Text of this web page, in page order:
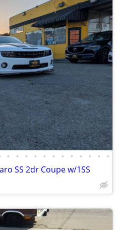
• • • • • • • • • • • •
SS 2dr Coupe w/1SS